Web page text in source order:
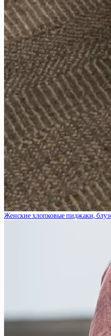
Женские хлопковые пиджаки,